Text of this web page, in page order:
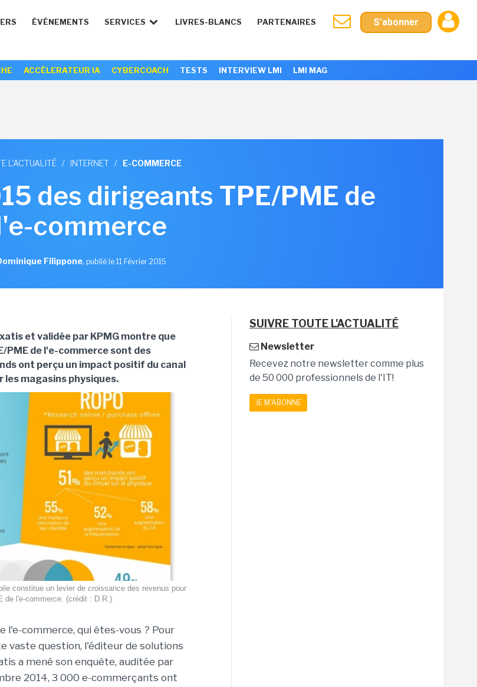
ÉVÉNEMENTS SERVICES LIVRES-BLANCS PARTENAIRES S'abonner
ACCÉLERATEUR IA CYBERCOACH TESTS INTERVIEW LMI LMI MAG
L'ACTUALITÉ / INTERNET / E-COMMERCE
des dirigeants TPE/PME de
commerce
Filippone, publié le 11 Février 2015
et validée par KPMG montre que
PME de l'e-commerce sont des
ont perçu un impact positif du canal
les magasins physiques.
constitue un levier de croissance des revenus pour
de l'e-commerce. (crédit : D.R.)
l'e-commerce, qui êtes-vous ? Pour
vaste question, l'éditeur de solutions
a mené son enquête, auditée par
2014, 3 000 e-commerçants ont
SUIVRE TOUTE L'ACTUALITÉ
Newsletter
Recevez notre newsletter comme plus
de 50 000 professionnels de l'IT!
JE M'ABONNE